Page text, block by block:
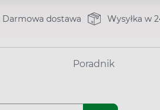
Darmowa dostawa Wysyłka w
Poradnik